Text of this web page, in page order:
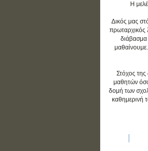
Η
Δικός μας
πρωταρχικός
διάβασμα
Στόχος της
μαθητών
δομή των
καθημερινή